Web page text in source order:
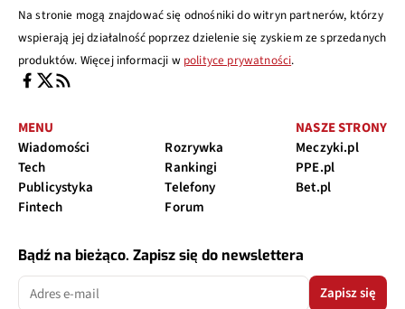
Na stronie mogą znajdować się odnośniki do witryn partnerów, którzy
wspierają jej działalność poprzez dzielenie się zyskiem ze sprzedanych
produktów. Więcej informacji w polityce prywatności.
MENU
Wiadomości
Tech
Publicystyka
Fintech
Rozrywka
Rankingi
Telefony
Forum
NASZE STRONY
Meczyki.pl
PPE.pl
Bet.pl
Bądź na bieżąco. Zapisz się do newslettera
Zapisz się